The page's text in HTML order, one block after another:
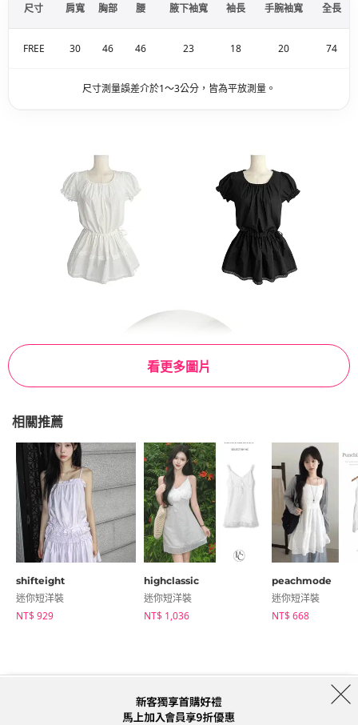
看更多圖片
尺寸 肩寬 胸部 腰 腋下袖寬 袖長 手腕袖寬 全長
FREE 30 46 46 23 18 20 74
尺寸測量誤差介於1～3公分，皆為平放測量。
相關推薦
shifteight
迷你短洋裝
NT$ 929
highclassic
迷你短洋裝
NT$ 1,036
peachmode
迷你短洋裝
NT$ 668